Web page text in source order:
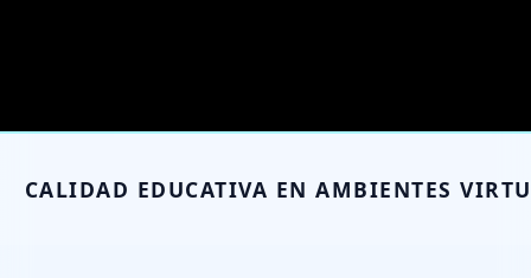
CALIDAD EDUCATIVA EN AMBIENTES